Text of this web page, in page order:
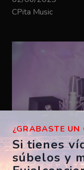
CPita Music
¿GRABASTE UN
Si tienes
súbelos y